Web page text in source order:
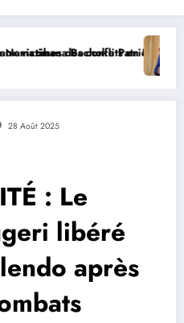
salue la suspension de
RDC/ POLITIQUE :
28 Août 2025
: Le
libéré
après